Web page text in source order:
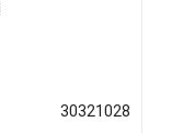
30321028